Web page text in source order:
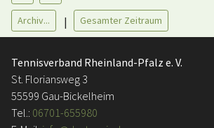
Archiv... | Gesamter Zeitraum
Tennisverband Rheinland-Pfalz e. V.
St. Floriansweg 3
55599 Gau-Bickelheim
Tel.: 06701-655980